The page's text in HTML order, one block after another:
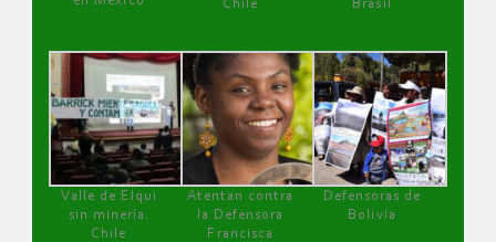
Chile
Brasil
Valle de Elqui
sin minería.
Chile
Atentan contra
la Defensora
Francisca
Defensoras de
Bolivia